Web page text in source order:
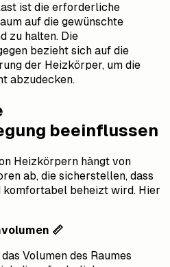
ist die erforderliche
auf die gewünschte
zu halten. Die
bezieht sich auf die
der Heizkörper, um die
abzudecken.
beeinflussen
Heizkörpern hängt von
ab, die sicherstellen, dass
komfortabel beheizt wird. Hier
📏
Volumen des Raumes